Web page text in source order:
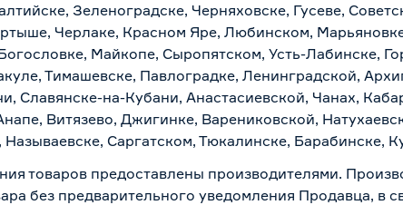
Зеленоградске, Черняховске, Гусеве,
Черлаке, Красном Яре, Любинском,
Майкопе, Сыропятском, Усть-Лабинске,
Тимашевске, Павлоградке, Ленинградской,
Славянске-на-Кубани, Анастасиевской, Чанах,
Витязево, Джигинке, Варениковской,
Саргатском, Тюкалинске, Барабинске,
товаров предоставлены производителями.
без предварительного уведомления Продавца, в